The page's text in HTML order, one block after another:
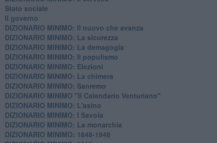
Stato sociale
Il governo
DIZIONARIO MINIMO: Il nuovo che avanza
DIZIONARIO MINIMO: La sicurezza
DIZIONARIO MINIMO: La demagogia
DIZIONARIO MINIMO: Il populismo
DIZIONARIO MINIMO: Elezioni
DIZIONARIO MINIMO: La chimera
DIZIONARIO MINIMO: Sanremo
DIZIONARIO MINIMO "Il Calendario Venturiano"
DIZIONARIO MINIMO: L'asino
DIZIONARIO MINIMO: I Savoia
DIZIONARIO MINIMO: La monarchia
DIZIONARIO MINIMO: 1848-1948